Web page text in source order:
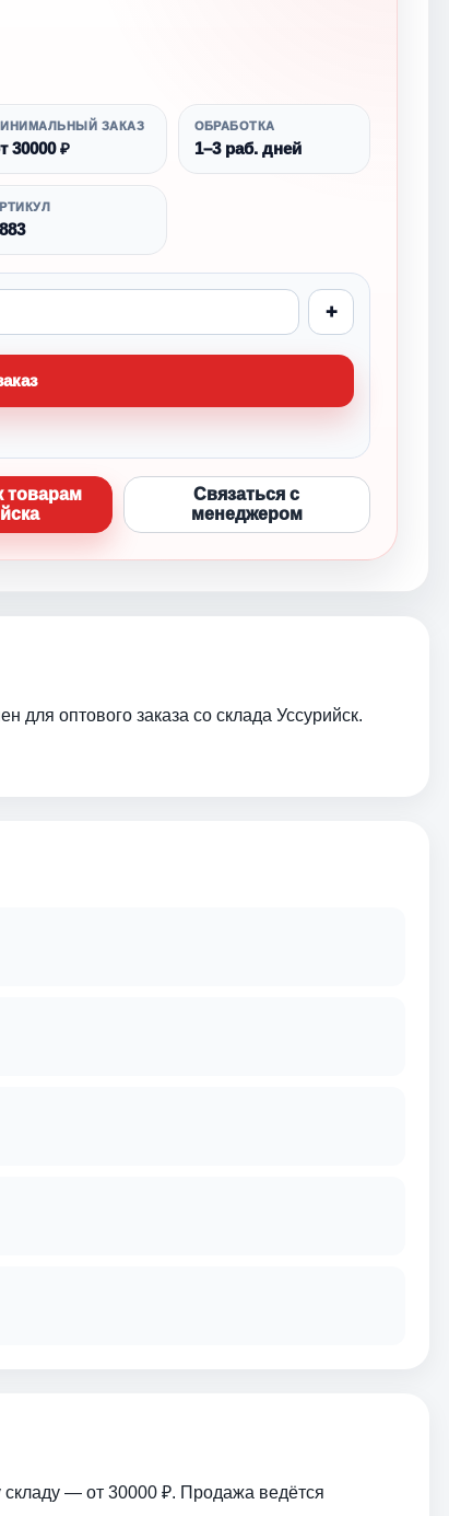
ЗАКАЗ
30000 ₽
ОБРАБОТКА
1–3 раб. дней
+
товарам
Связаться с
менеджером
для оптового заказа со склада Уссурийск.
складу — от 30000 ₽. Продажа ведётся